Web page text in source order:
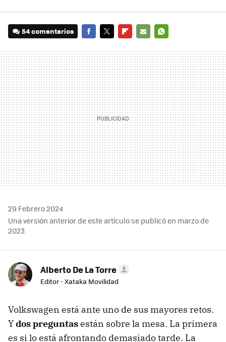
54 comentarios
MAIL
29 Febrero 2024
Una versión anterior de este artículo se publicó en marzo de
2023
Alberto De La Torre
Editor - Xataka Movilidad
Volkswagen está ante uno de sus mayores retos.
Ydos preguntasestán sobre la mesa. La primera
es si lo está afrontando demasiado tarde. La